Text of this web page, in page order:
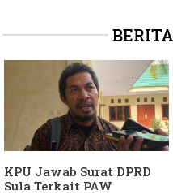
KPU Jawab Surat DPRD
Sula Terkait PAW